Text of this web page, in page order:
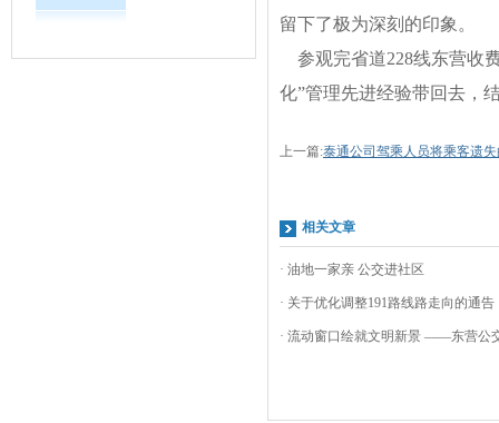
留下了极为深刻的印象。
参观完省道228线东营收
化”管理先进经验带回去，
上一篇:泰通公司驾乘人员将乘客遗
相关文章
· 油地一家亲 公交进社区
· 关于优化调整191路线路走向的通告
· 流动窗口绘就文明新景 ——东营公